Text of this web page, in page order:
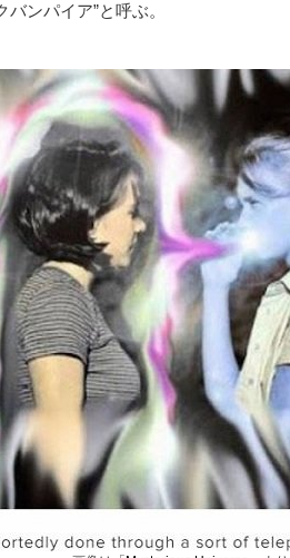
バンパイア”と呼ぶ。